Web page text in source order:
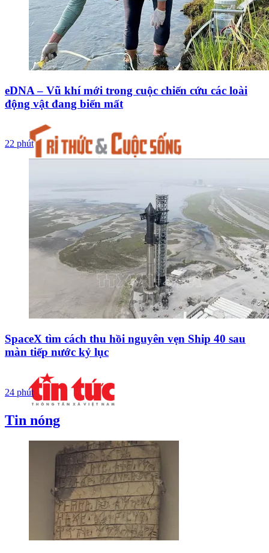
eDNA – Vũ khí mới trong cuộc chiến cứu các loài
động vật đang biến mất
22 phút
SpaceX tìm cách thu hồi nguyên vẹn Ship 40 sau
màn tiếp nước kỷ lục
24 phút
Tin nóng